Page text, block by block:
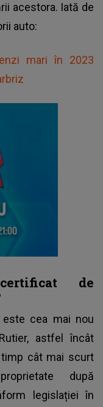
acestora. Iată de
auto:
mari în 2023
de
este cea mai nou
astfel încât
cât mai scurt
după
legislației în